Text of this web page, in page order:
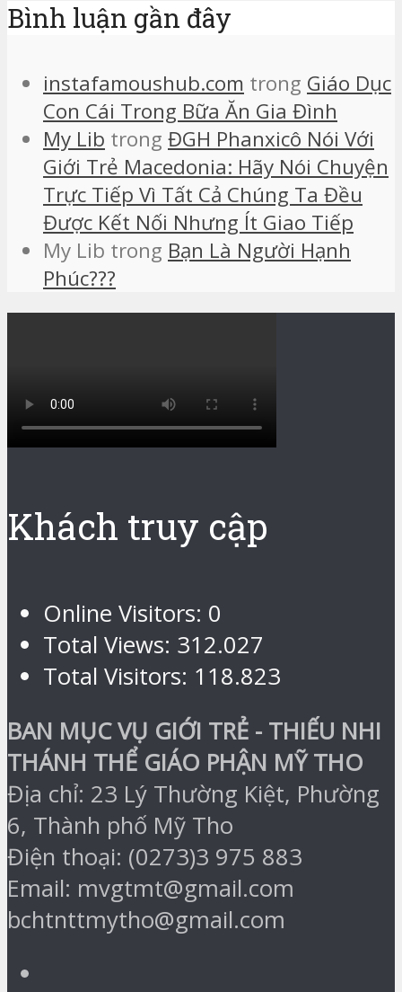
Bình luận gần đây
instafamoushub.com trong Giáo Dục
Con Cái Trong Bữa Ăn Gia Đình
My Lib trong ĐGH Phanxicô Nói Với
Giới Trẻ Macedonia: Hãy Nói Chuyện
Trực Tiếp Vì Tất Cả Chúng Ta Đều
Được Kết Nối Nhưng Ít Giao Tiếp
My Lib trong Bạn Là Người Hạnh
Phúc???
Khách truy cập
Online Visitors: 0
Total Views: 312.027
Total Visitors: 118.823
BAN MỤC VỤ GIỚI TRẺ - THIẾU NHI
THÁNH THỂ GIÁO PHẬN MỸ THO
Địa chỉ: 23 Lý Thường Kiệt, Phường
6, Thành phố Mỹ Tho
Điện thoại: (0273)3 975 883
Email: mvgtmt@gmail.com
bchtnttmytho@gmail.com